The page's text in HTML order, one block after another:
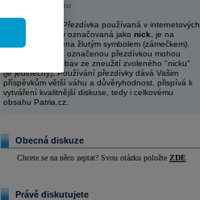
Změnit přezdívku
UPOZORNĚNÍ: Přezdívka používaná v internetových
diskuzích, někdy označovaná jako nick , je na
Patria.cz označena žlutým symbolem (zámečkem).
Uživatelé s takto označenou přezdívkou mohou
diskutovat bez obav ze zneužití zvoleného "nicku"
(je jedinečný). Používání přezdívky dává Vašim
příspěvkům větší váhu a důvěryhodnost, přispívá k
vytváření kvalitnější diskuse, tedy i celkovému
obsahu Patria.cz.
Obecná diskuze
Chcete se na něco zeptat? Svou otázku položte ZDE
Právě diskutujete